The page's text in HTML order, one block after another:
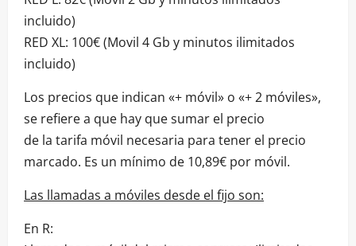
incluido)
RED XL: 100€ (Movil 4 Gb y minutos ilimitados
incluido)
Los precios que indican «+ móvil» o «+ 2 móviles»,
se refiere a que hay que sumar el precio
de la tarifa móvil necesaria para tener el precio
marcado. Es un mínimo de 10,89€ por móvil.
Las llamadas a móviles desde el fijo son:
En R: